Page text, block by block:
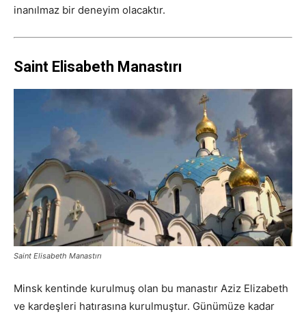
inanılmaz bir deneyim olacaktır.
Saint Elisabeth Manastırı
Saint Elisabeth Manastırı
Minsk kentinde kurulmuş olan bu manastır Aziz Elizabeth
ve kardeşleri hatırasına kurulmuştur. Günümüze kadar